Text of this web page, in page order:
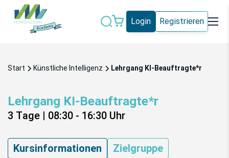
Login Registrieren
Marketing
Schweiz Social Media
Start Künstliche Intelligenz Lehrgang KI-Beauftragte*r
Lehrgang KI-Beauftragte*r
3 Tage | 08:30 - 16:30 Uhr
Kursinformationen
Zielgruppe